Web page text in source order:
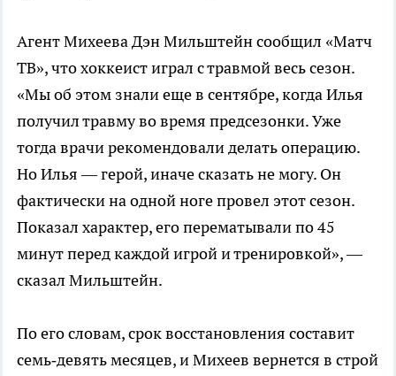
Агент Михеева Дэн Мильштейн сообщил «Матч
ТВ», что хоккеист играл с травмой весь сезон.
«Мы об этом знали еще в сентябре, когда Илья
получил травму во время предсезонки. Уже
тогда врачи рекомендовали делать операцию.
Но Илья — герой, иначе сказать не могу. Он
фактически на одной ноге провел этот сезон.
Показал характер, его перематывали по 45
минут перед каждой игрой и тренировкой», —
сказал Мильштейн.
По его словам, срок восстановления составит
семь‑девять месяцев, и Михеев вернется в строй